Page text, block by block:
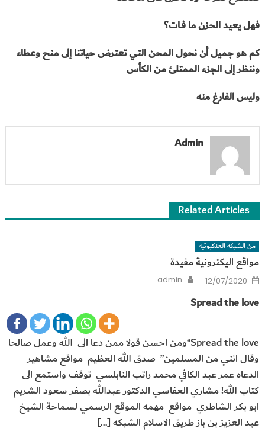
فهل يعيد الحزن ما فــات؟
كم هو جميل أن نحول المحن التي تعترض حياتنا إلى منح وعطاء
وننظر إلى الجزء الممتلئ من الكأس
وليس الفارغ منه
Admin
Related Articles
من الشبكه العنكبوتيه
مواقع اليكترونية مفيدة
Posted
on
12/07/2020
Author
admin
Spread the love
Spread the love“ومن احسن قولا ممن دعا الى الله وعمل صالحا
وقال انني من المسلمين” صدق الله العظيم مواقع مشاهير
الدعاه عمر عبد الكافي محمد راتب النابلسي توقف واستمع الى
كتاب الله! مشاري العفاسي الدكتور عبدالله بصفر سعود الشريم
ابو بكر الشاطري مواقع مهمه الموقع الرسمي لسماحة الشيخ
عبد العزيز بن باز طريق الاسلام الشبكه […]